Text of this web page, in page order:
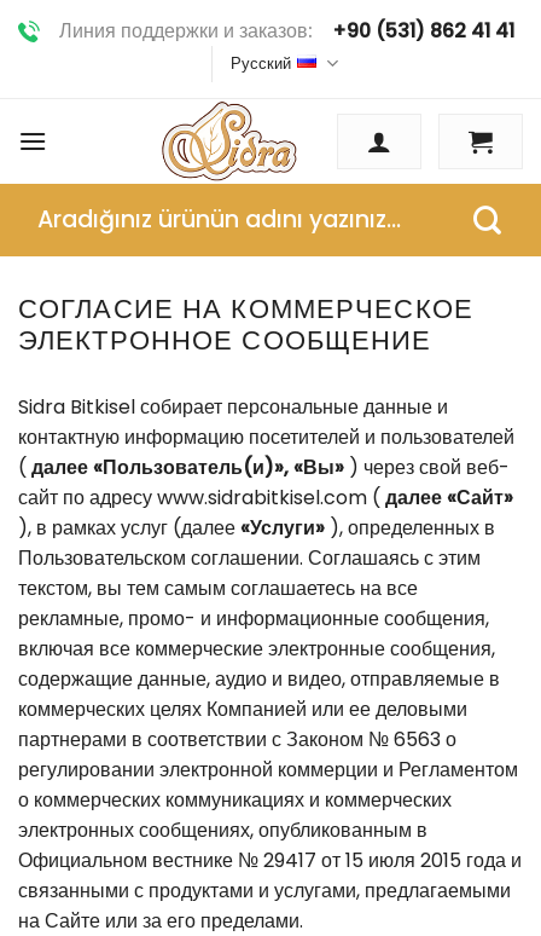
Skip
Линия поддержки и заказов: +90 (531) 862 41 41
Русский
СОГЛАСИЕ НА КОММЕРЧЕСКОЕ
ЭЛЕКТРОННОЕ СООБЩЕНИЕ
Sidra Bitkisel собирает персональные данные и
контактную информацию посетителей и пользователей
( далее «Пользователь(и)», «Вы» ) через свой веб-
сайт по адресу www.sidrabitkisel.com ( далее «Сайт»
), в рамках услуг (далее«Услуги» ), определенных в
Пользовательском соглашении. Соглашаясь с этим
текстом, вы тем самым соглашаетесь на все
рекламные, промо- и информационные сообщения,
включая все коммерческие электронные сообщения,
содержащие данные, аудио и видео, отправляемые в
коммерческих целях Компанией или ее деловыми
партнерами в соответствии с Законом № 6563 о
регулировании электронной коммерции и Регламентом
о коммерческих коммуникациях и коммерческих
электронных сообщениях, опубликованным в
Официальном вестнике № 29417 от 15 июля 2015 года и
связанными с продуктами и услугами, предлагаемыми
на Сайте или за его пределами.